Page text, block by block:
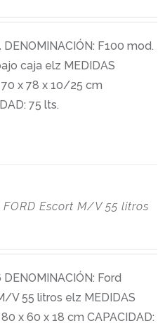
DENOMINACIÓN: F100 mod.
caja elz MEDIDAS
70 x 78 x 10/25 cm
75 lts.
FORD Escort M/V 55 litros
DENOMINACIÓN: Ford
V 55 litros elz MEDIDAS
80 x 60 x 18 cm CAPACIDAD: